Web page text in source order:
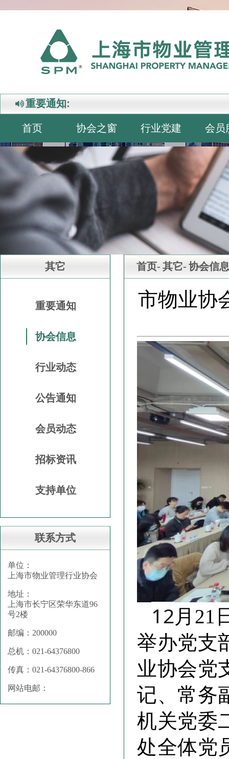
重要通知:
首页 协会之窗 行业党建 会员
其它
重要通知
协会信息
行业动态
公告通知
会员动态
招标资讯
支持单位
联系方式
单位：
上海市物业管理行业协会
地址：
上海市长宁区荣华东道96
号2楼
邮编：200000
总机：021-64376800
传真：021-64376800-866
网站电邮：
首页- 其它- 协会信息
市物业协
12月21
举办党支
业协会党
记、常务
机关党委
处全体党